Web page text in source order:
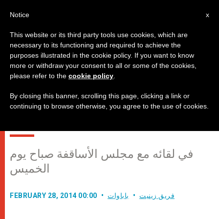
البابا فرنسيس: "الأسقفية ليست حكرًا
على الأسقف بل هي لخدمة الكنيسة
والآخرين وبالأخص من رفضهم
في لقائه مع مجلس الأساقفة صباح يوم
الخميس
FEBRUARY 28, 2014 00:00 فريق زينيت باباوات
x
Notice
This website or its third party tools use cookies, which are
necessary to its functioning and required to achieve the
purposes illustrated in the cookie policy. If you want to know
more or withdraw your consent to all or some of the cookies,
please refer to the cookie policy
By closing this banner, scrolling this page, clicking a link or
continuing to browse otherwise, you agree to the use of cookies.